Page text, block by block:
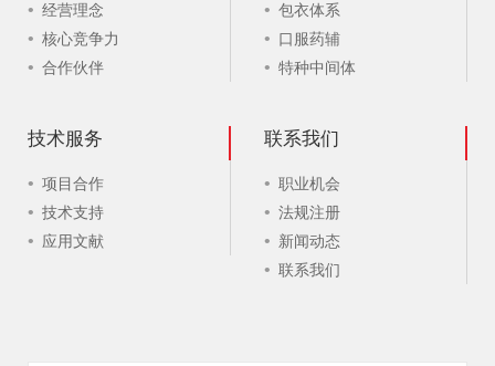
经营理念
核心竞争力
合作伙伴
包衣体系
口服药辅
特种中间体
技术服务
项目合作
技术支持
应用文献
联系我们
职业机会
法规注册
新闻动态
联系我们